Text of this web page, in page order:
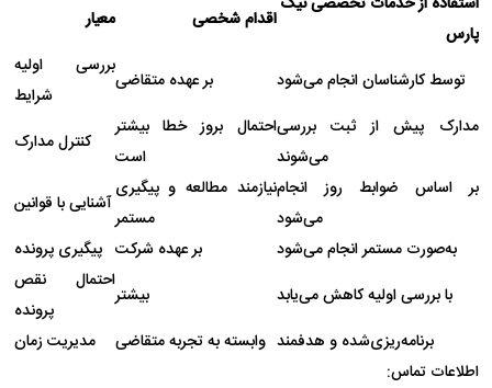
معیار اقدام شخصی
پارس
بررسی اولیه
شرایط
بر عهده متقاضی توسط کارشناسان انجام می‌شود
کنترل مدارک
احتمال بروز خطا بیشتر
است
مدارک پیش از ثبت بررسی
می‌شوند
آشنایی با قوانین
نیازمند مطالعه و پیگیری
مستمر
بر اساس ضوابط روز انجام
می‌شود
پیگیری پرونده بر عهده شرکت
به‌صورت مستمر انجام می‌شود
احتمال نقص
پرونده
بیشتر
با بررسی اولیه کاهش می‌یابد
مدیریت زمان
وابسته به تجربه متقاضی برنامه‌ریزی‌شده و هدفمند
اطلاعات تماس: